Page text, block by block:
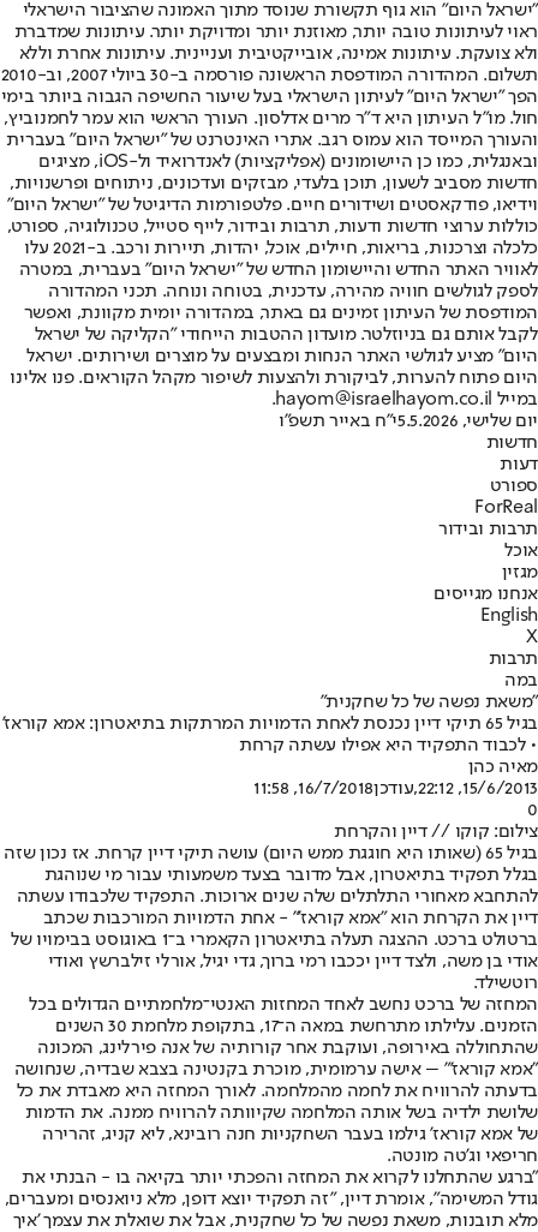
"ישראל היום" הוא גוף תקשורת שנוסד מתוך האמונה שהציבור הישראלי
ראוי לעיתונות טובה יותר, מאוזנת יותר ומדויקת יותר. עיתונות שמדברת
ולא צועקת. עיתונות אמינה, אובייקטיבית ועניינית. עיתונות אחרת וללא
תשלום. המהדורה המודפסת הראשונה פורסמה ב-30 ביולי 2007, וב-2010
הפך "ישראל היום" לעיתון הישראלי בעל שיעור החשיפה הגבוה ביותר בימי
חול. מו"ל העיתון היא ד"ר מרים אדלסון. העורך הראשי הוא עמר לחמנוביץ,
והעורך המייסד הוא עמוס רגב. אתרי האינטרנט של "ישראל היום" בעברית
ובאנגלית, כמו כן היישומונים (אפליקציות) לאנדרואיד ול-iOS, מציגים
חדשות מסביב לשעון, תוכן בלעדי, מבזקים ועדכונים, ניתוחים ופרשנויות,
וידיאו, פודקאסטים ושידורים חיים. פלטפורמות הדיגיטל של "ישראל היום"
כוללות ערוצי חדשות ודעות, תרבות ובידור, לייף סטייל, טכנולוגיה, ספורט,
כלכלה וצרכנות, בריאות, חיילים, אוכל, יהדות, תיירות ורכב. ב-2021 עלו
לאוויר האתר החדש והיישומון החדש של "ישראל היום" בעברית, במטרה
לספק לגולשים חוויה מהירה, עדכנית, בטוחה ונוחה. תכני המהדורה
המודפסת של העיתון זמינים גם באתר, במהדורה יומית מקוונת, ואפשר
לקבל אותם גם בניוזלטר. מועדון ההטבות הייחודי "הקליקה של ישראל
היום" מציע לגולשי האתר הנחות ומבצעים על מוצרים ושירותים. ישראל
היום פתוח להערות, לביקורת ולהצעות לשיפור מקהל הקוראים. פנו אלינו
במייל hayom@israelhayom.co.il.
יום שלישי, 5.5.2026
י"ח באייר תשפ"ו
חדשות
דעות
ספורט
ForReal
תרבות ובידור
אוכל
מגזין
אנחנו מגייסים
English
X
תרבות
במה
"משאת נפשה של כל שחקנית"
בגיל 65 תיקי דיין נכנסת לאחת הדמויות המרתקות בתיאטרון: אמא קוראז'
• לכבוד התפקיד היא אפילו עשתה קרחת
מאיה כהן
15/6/2013, 22:12
,עודכן16/7/2018, 11:58
0
צילום: קוקו // דיין והקרחת
בגיל 65 (שאותו היא חוגגת ממש היום) עושה תיקי דיין קרחת. אז נכון שזה
בגלל תפקיד בתיאטרון, אבל מדובר בצעד משמעותי עבור מי שנוהגת
להתחבא מאחורי התלתלים שלה שנים ארוכות. התפקיד שלכבודו עשתה
דיין את הקרחת הוא "אמא קוראז'" - אחת הדמויות המורכבות שכתב
ברטולט ברכט. ההצגה תעלה בתיאטרון הקאמרי ב־1 באוגוסט בבימויו של
אודי בן משה, ולצד דיין יככבו רמי ברוך, גדי יגיל, אורלי זילברשץ ואודי
רוטשילד.
המחזה של ברכט נחשב לאחד המחזות האנטי־מלחמתיים הגדולים בכל
הזמנים. עלילתו מתרחשת במאה ה־17, בתקופת מלחמת 30 השנים
שהתחוללה באירופה, ועוקבת אחר קורותיה של אנה פירלינג, המכונה
"אמא קוראז'" – אישה ערמומית, מוכרת בקנטינה בצבא שבדיה, שנחושה
בדעתה להרוויח את לחמה מהמלחמה. לאורך המחזה היא מאבדת את כל
שלושת ילדיה בשל אותה המלחמה שקיוותה להרוויח ממנה. את הדמות
של אמא קוראז' גילמו בעבר השחקניות חנה רובינא, ליא קניג, זהרירה
חריפאי וג'טה מונטה.
"ברגע שהתחלנו לקרוא את המחזה והפכתי יותר בקיאה בו - הבנתי את
גודל המשימה", אומרת דיין, "זה תפקיד יוצא דופן, מלא ניואנסים ומעברים,
מלא תובנות, משאת נפשה של כל שחקנית, אבל את שואלת את עצמך 'איך